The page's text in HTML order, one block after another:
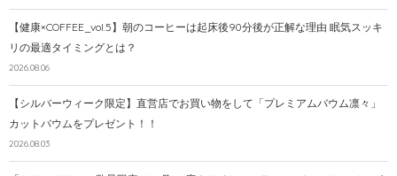
【健康×COFFEE_vol.5】朝のコーヒーは起床後90分後が正解な理由 眠気スッキ
リの最適タイミングとは？
2026.08.06
【シルバーウィーク限定】直営店でお買い物をして「プレミアムバウム凛々」
カットバウムをプレゼント！！
2026.08.03